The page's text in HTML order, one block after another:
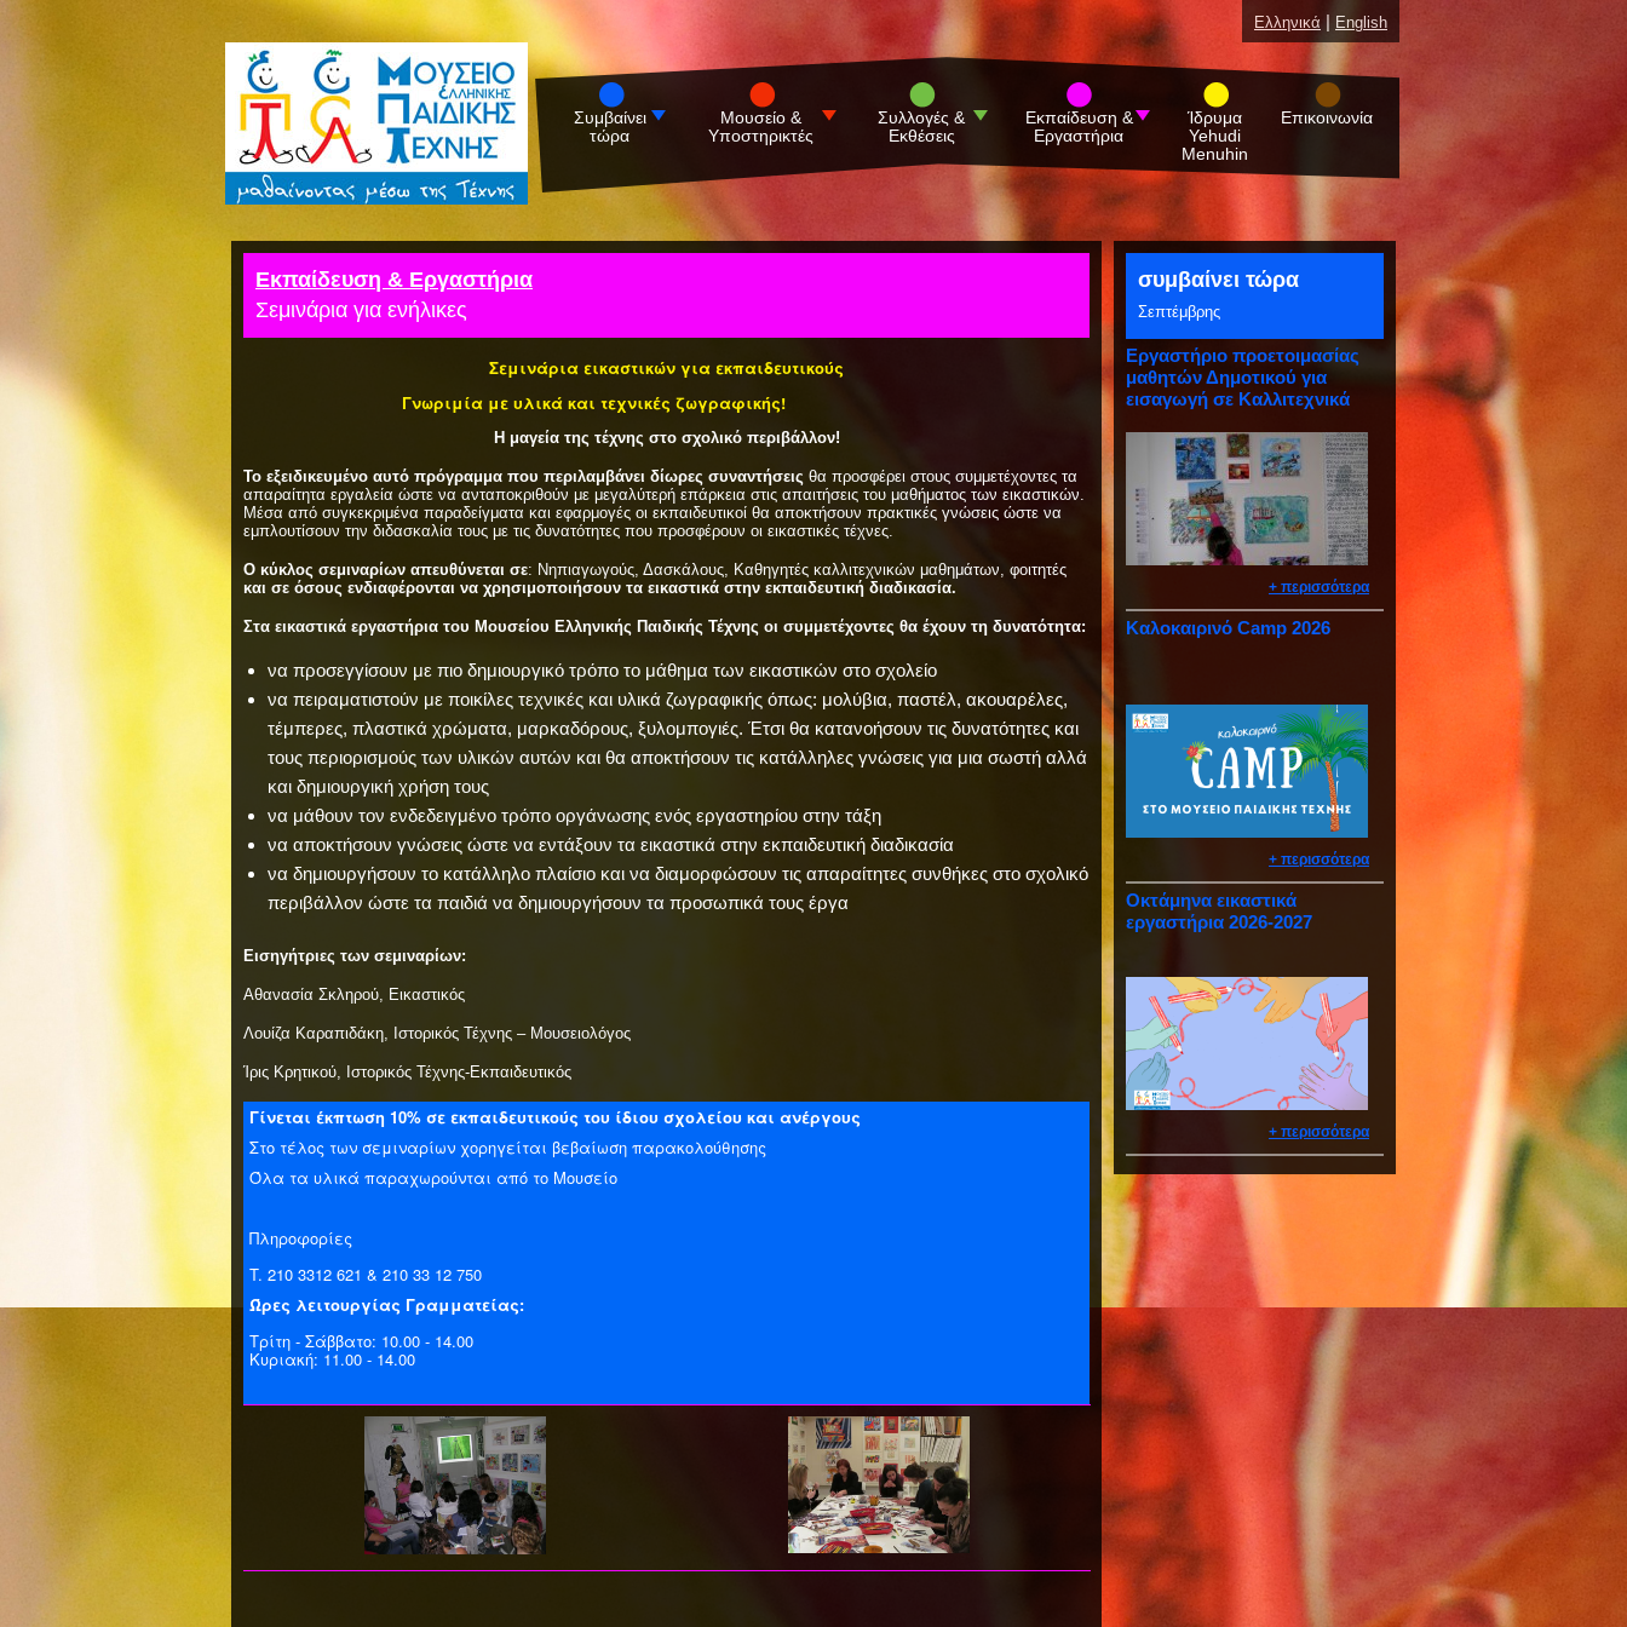
Ελληνικά | English
Συμβαίνει
τώρα
Μουσείο &
Υποστηρικτές
Συλλογές &
Εκθέσεις
Εκπαίδευση &
Εργαστήρια
Ίδρυμα
Yehudi
Menuhin
Επικοινωνία
Εκπαίδευση & Εργαστήρια
Σεμινάρια για ενήλικες
Σεμινάρια εικαστικών για εκπαιδευτικούς
Γνωριμία με υλικά και τεχνικές ζωγραφικής!
Η μαγεία της τέχνης στο σχολικό περιβάλλον!
Το εξειδικευμένο αυτό πρόγραμμα που περιλαμβάνει δίωρες συναντήσεις θα προσφέρει στους συμμετέχοντες τα
απαραίτητα εργαλεία ώστε να ανταποκριθούν με μεγαλύτερή επάρκεια στις απαιτήσεις του μαθήματος των εικαστικών.
Μέσα από συγκεκριμένα παραδείγματα και εφαρμογές οι εκπαιδευτικοί θα αποκτήσουν πρακτικές γνώσεις ώστε να
εμπλουτίσουν την διδασκαλία τους με τις δυνατότητες που προσφέρουν οι εικαστικές τέχνες.
Ο κύκλος σεμιναρίων απευθύνεται σε: Νηπιαγωγούς, Δασκάλους, Καθηγητές καλλιτεχνικών μαθημάτων, φοιτητές
και σε όσους ενδιαφέρονται να χρησιμοποιήσουν τα εικαστικά στην εκπαιδευτική διαδικασία.
Στα εικαστικά εργαστήρια του Μουσείου Ελληνικής Παιδικής Τέχνης οι συμμετέχοντες θα έχουν τη δυνατότητα:
να προσεγγίσουν με πιο δημιουργικό τρόπο το μάθημα των εικαστικών στο σχολείο
να πειραματιστούν με ποικίλες τεχνικές και υλικά ζωγραφικής όπως: μολύβια, παστέλ, ακουαρέλες,
τέμπερες, πλαστικά χρώματα, μαρκαδόρους, ξυλομπογιές. Έτσι θα κατανοήσουν τις δυνατότητες και
τους περιορισμούς των υλικών αυτών και θα αποκτήσουν τις κατάλληλες γνώσεις για μια σωστή αλλά
και δημιουργική χρήση τους
να μάθουν τον ενδεδειγμένο τρόπο οργάνωσης ενός εργαστηρίου στην τάξη
να αποκτήσουν γνώσεις ώστε να εντάξουν τα εικαστικά στην εκπαιδευτική διαδικασία
να δημιουργήσουν το κατάλληλο πλαίσιο και να διαμορφώσουν τις απαραίτητες συνθήκες στο σχολικό
περιβάλλον ώστε τα παιδιά να δημιουργήσουν τα προσωπικά τους έργα
Εισηγήτριες των σεμιναρίων:
Αθανασία Σκληρού, Εικαστικός
Λουίζα Καραπιδάκη, Ιστορικός Τέχνης – Μουσειολόγος
Ίρις Κρητικού, Ιστορικός Τέχνης-Εκπαιδευτικός
Γίνεται έκπτωση 10% σε εκπαιδευτικούς του ίδιου σχολείου και ανέργους
Στο τέλος των σεμιναρίων χορηγείται βεβαίωση παρακολούθησης
Όλα τα υλικά παραχωρούνται από το Μουσείο
Πληροφορίες
T. 210 3312 621 & 210 33 12 750
Ώρες λειτουργίας Γραμματείας:
Tρίτη - Σάββατο: 10.00 - 14.00
Kυριακή: 11.00 - 14.00
συμβαίνει τώρα
Σεπτέμβρης
Εργαστήριο προετοιμασίας
μαθητών Δημοτικού για
εισαγωγή σε Καλλιτεχνικά
+ περισσότερα
Καλοκαιρινό Camp 2026
+ περισσότερα
Οκτάμηνα εικαστικά
εργαστήρια 2026-2027
+ περισσότερα